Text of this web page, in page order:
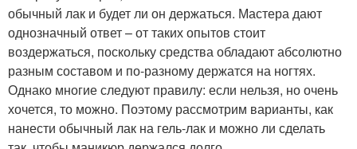
обычный лак и будет ли он держаться. Мастера дают
однозначный ответ – от таких опытов стоит
воздержаться, поскольку средства обладают абсолютно
разным составом и по-разному держатся на ногтях.
Однако многие следуют правилу: если нельзя, но очень
хочется, то можно. Поэтому рассмотрим варианты, как
нанести обычный лак на гель-лак и можно ли сделать